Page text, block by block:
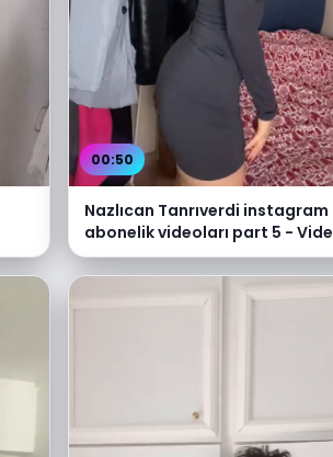
00:50
Nazlıcan Tanrıverdi instagram
abonelik videoları part 5 -